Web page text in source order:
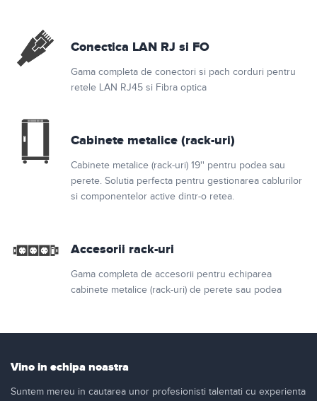
Conectica LAN RJ si FO
Gama completa de conectori si pach corduri pentru
retele LAN RJ45 si Fibra optica
Cabinete metalice (rack-uri)
Cabinete metalice (rack-uri) 19'' pentru podea sau
perete. Solutia perfecta pentru gestionarea cablurilor
si componentelor active dintr-o retea.
Accesorii rack-uri
Gama completa de accesorii pentru echiparea
cabinete metalice (rack-uri) de perete sau podea
Vino in echipa noastra
Suntem mereu in cautarea unor profesionisti talentati cu experienta